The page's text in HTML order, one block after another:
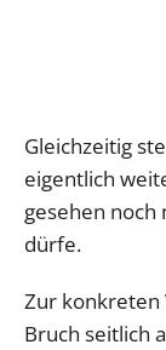
Gleichzeitig
eigentlich
gesehen noch
dürfe.
Zur konkreten
Bruch seitlich